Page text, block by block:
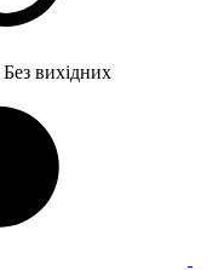
Без вихідних